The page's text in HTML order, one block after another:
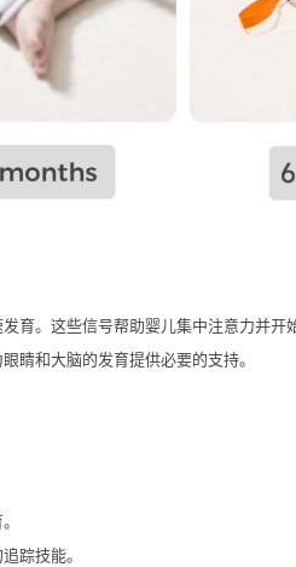
育。这些信号帮助婴儿集中注意力并开
睛和大脑的发育提供必要的支持。
踪技能。